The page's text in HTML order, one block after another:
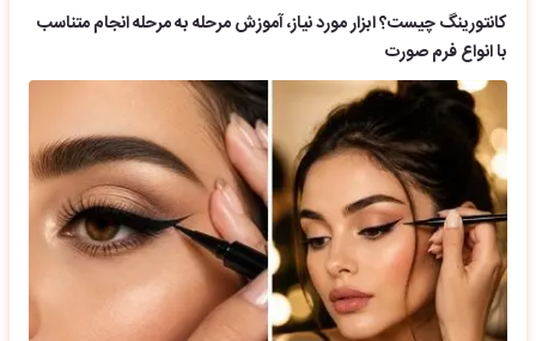
کانتورینگ چیست؟ ابزار مورد نیاز، آموزش مرحله به مرحله انجام متناسب
با انواع فرم صورت